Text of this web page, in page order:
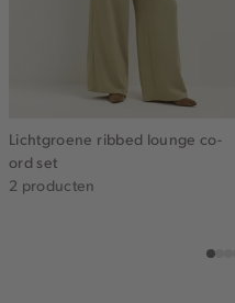
Lichtgroene ribbed lounge co-
ord set
2 producten